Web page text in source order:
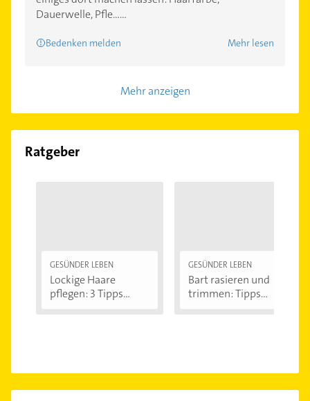
Dauerwelle, Pfle......
Bedenken melden Mehr lesen
Mehr anzeigen
Ratgeber
GESÜNDER LEBEN
Lockige Haare
pflegen: 3 Tipps...
GESÜNDER LEBEN
Bart rasieren und
trimmen: Tipps...